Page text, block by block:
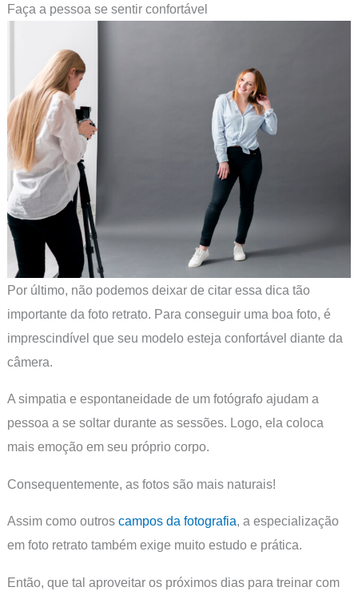
Faça a pessoa se sentir confortável
Por último, não podemos deixar de citar essa dica tão
importante da foto retrato. Para conseguir uma boa foto, é
imprescindível que seu modelo esteja confortável diante da
câmera.
A simpatia e espontaneidade de um fotógrafo ajudam a
pessoa a se soltar durante as sessões. Logo, ela coloca
mais emoção em seu próprio corpo.
Consequentemente, as fotos são mais naturais!
Assim como outros campos da fotografia, a especialização
em foto retrato também exige muito estudo e prática.
Então, que tal aproveitar os próximos dias para treinar com